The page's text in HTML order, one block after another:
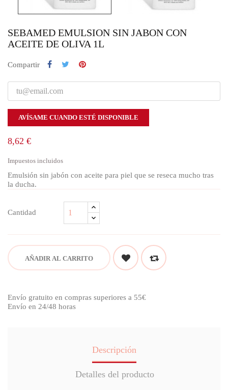
SEBAMED EMULSION SIN JABON CON
ACEITE DE OLIVA 1L
Compartir
AVÍSAME CUANDO ESTÉ DISPONIBLE
8,62 €
Impuestos incluidos
Emulsión sin jabón con aceite para piel que se reseca mucho tras
la ducha.
Cantidad
AÑADIR AL CARRITO
Envío gratuito en compras superiores a 55€
Envío en 24/48 horas
Descripción
Detalles del producto